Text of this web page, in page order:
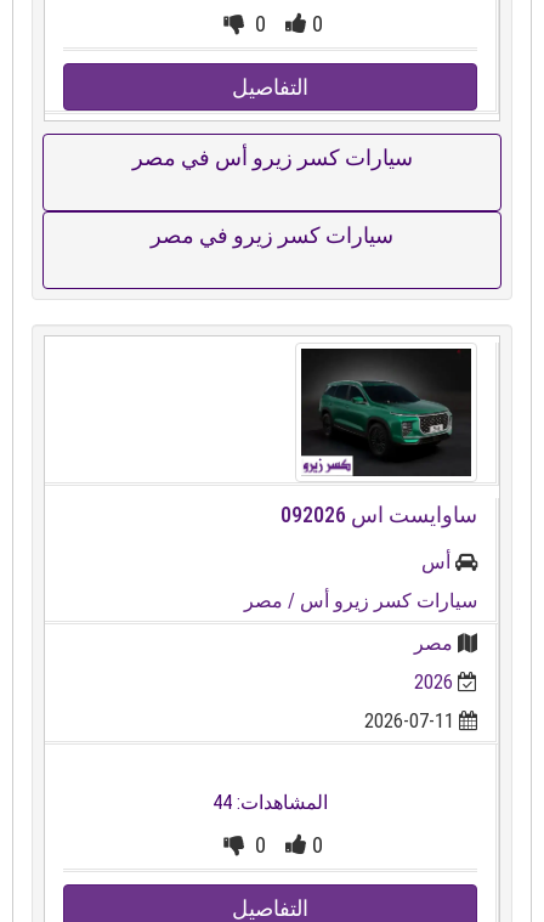
0
0
التفاصيل
سيارات كسر زيرو أس في مصر
سيارات كسر زيرو في مصر
ساوايست اس 092026
أس
سيارات كسر زيرو أس / مصر
مصر
2026
2026-07-11
المشاهدات: 44
0
0
التفاصيل